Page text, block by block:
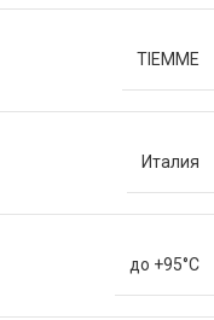
TIEMME
Италия
до +95°C